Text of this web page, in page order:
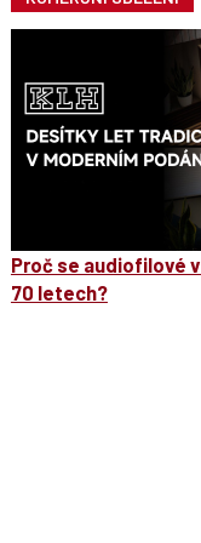
Proč se audiofilové
70 letech?